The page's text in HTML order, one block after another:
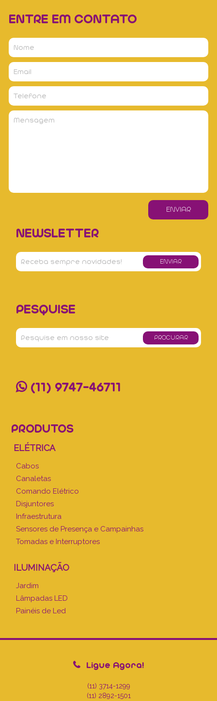
ENTRE EM CONTATO
NEWSLETTER
PESQUISE
(11) 9747-46711
PRODUTOS
ELÉTRICA
Cabos
Canaletas
Comando Elétrico
Disjuntores
Infraestrutura
Sensores de Presença e Campainhas
Tomadas e Interruptores
ILUMINAÇÃO
Jardim
Lâmpadas LED
Painéis de Led
Ligue Agora!
(11) 3714-1299
(11) 2892-1501